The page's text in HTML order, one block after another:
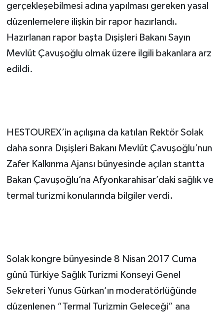
gerçekleşebilmesi adına yapılması gereken yasal
düzenlemelere ilişkin bir rapor hazırlandı.
Hazırlanan rapor başta Dışişleri Bakanı Sayın
Mevlüt Çavuşoğlu olmak üzere ilgili bakanlara arz
edildi.
HESTOUREX’in açılışına da katılan Rektör Solak
daha sonra Dışişleri Bakanı Mevlüt Çavuşoğlu’nun
Zafer Kalkınma Ajansı bünyesinde açılan stantta
Bakan Çavuşoğlu’na Afyonkarahisar’daki sağlık ve
termal turizmi konularında bilgiler verdi.
Solak kongre bünyesinde 8 Nisan 2017 Cuma
günü Türkiye Sağlık Turizmi Konseyi Genel
Sekreteri Yunus Gürkan’ın moderatörlüğünde
düzenlenen “Termal Turizmin Geleceği” ana